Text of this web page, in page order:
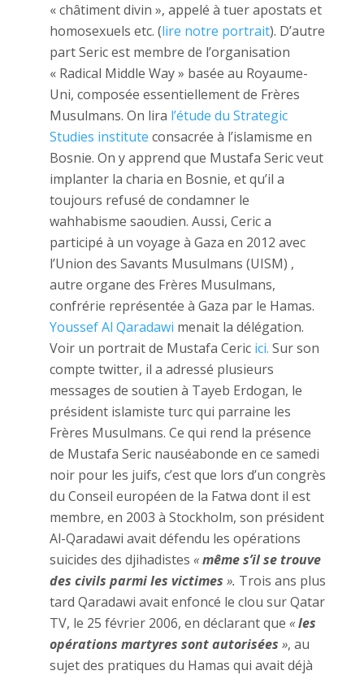
« châtiment divin », appelé à tuer apostats et
homosexuels etc. (lire notre portrait). D’autre
part Seric est membre de l’organisation
« Radical Middle Way » basée au Royaume-
Uni, composée essentiellement de Frères
Musulmans. On lira l’étude du Strategic
Studies institute consacrée à l’islamisme en
Bosnie. On y apprend que Mustafa Seric veut
implanter la charia en Bosnie, et qu’il a
toujours refusé de condamner le
wahhabisme saoudien. Aussi, Ceric a
participé à un voyage à Gaza en 2012 avec
l’Union des Savants Musulmans (UISM) ,
autre organe des Frères Musulmans,
confrérie représentée à Gaza par le Hamas.
Youssef Al Qaradawi menait la délégation.
Voir un portrait de Mustafa Ceric ici. Sur son
compte twitter, il a adressé plusieurs
messages de soutien à Tayeb Erdogan, le
président islamiste turc qui parraine les
Frères Musulmans. Ce qui rend la présence
de Mustafa Seric nauséabonde en ce samedi
noir pour les juifs, c’est que lors d’un congrès
du Conseil européen de la Fatwa dont il est
membre, en 2003 à Stockholm, son président
Al-Qaradawi avait défendu les opérations
suicides des djihadistes «même s’il se trouve
des civils parmi les victimes ». Trois ans plus
tard Qaradawi avait enfoncé le clou sur Qatar
TV, le 25 février 2006, en déclarant que «les
opérations martyres sont autorisées », au
sujet des pratiques du Hamas qui avait déjà